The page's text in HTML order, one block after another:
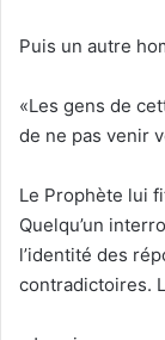
Puis un autre
«Les gens de
de ne pas venir
Le Prophète lui
Quelqu’un
l’identité des
contradictoires.